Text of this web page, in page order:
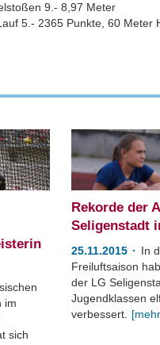
9.- 8,97 Meter
5.- 2365 Punkte, 60 Meter
im
sich
Rekorde der
Seligenstadt
25.11.2015
In
Freiluftsaison
der LG
Jugendklassen
verbessert.